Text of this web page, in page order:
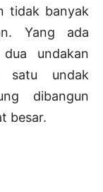
tidak banyak
Yang ada
undakan
satu undak
dibangun
besar.